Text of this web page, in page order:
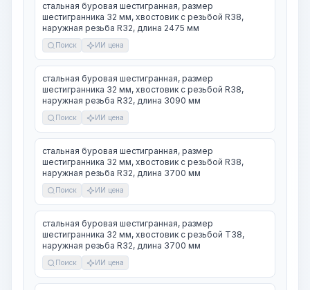
стальная буровая шестигранная, размер
шестигранника 32 мм, хвостовик с резьбой R38,
наружная резьба R32, длина 2475 мм
Поиск ИИ цена
стальная буровая шестигранная, размер
шестигранника 32 мм, хвостовик с резьбой R38,
наружная резьба R32, длина 3090 мм
Поиск ИИ цена
стальная буровая шестигранная, размер
шестигранника 32 мм, хвостовик с резьбой R38,
наружная резьба R32, длина 3700 мм
Поиск ИИ цена
стальная буровая шестигранная, размер
шестигранника 32 мм, хвостовик с резьбой T38,
наружная резьба R32, длина 3700 мм
Поиск ИИ цена